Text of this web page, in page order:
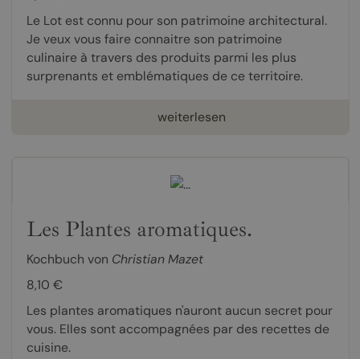
Le Lot est connu pour son patrimoine architectural.
Je veux vous faire connaitre son patrimoine
culinaire à travers des produits parmi les plus
surprenants et emblématiques de ce territoire.
weiterlesen
Les Plantes aromatiques.
Kochbuch von Christian Mazet
8,10 €
Les plantes aromatiques n'auront aucun secret pour
vous. Elles sont accompagnées par des recettes de
cuisine.